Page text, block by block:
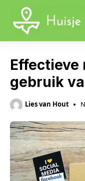
content
Effectieve
gebruik
Lies van Hout